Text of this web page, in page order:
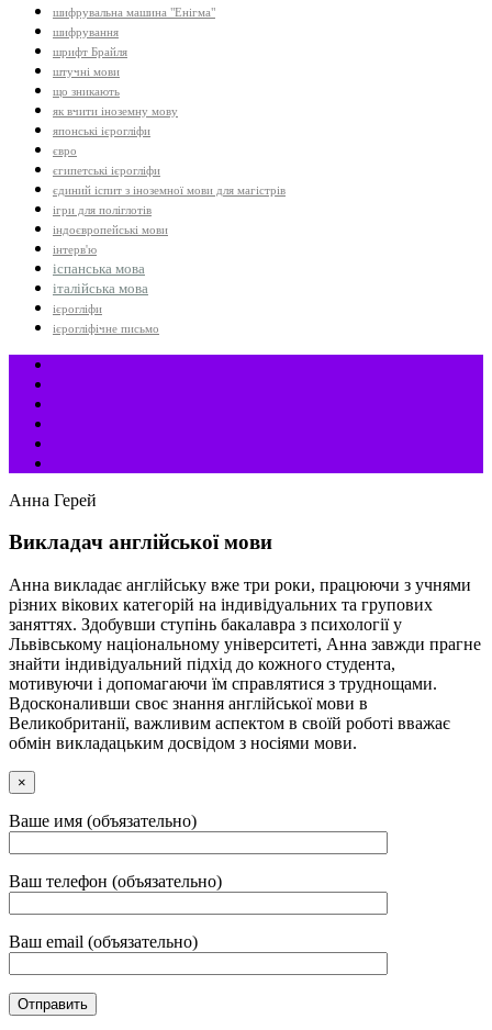
шифрувальна машина "Енігма"
шифрування
шрифт Брайля
штучні мови
що зникають
як вчити іноземну мову
японські ієрогліфи
євро
єгипетські ієрогліфи
єдиний іспит з іноземної мови для магістрів
ігри для поліглотів
індоєвропейські мови
інтерв'ю
іспанська мова
італійська мова
ієрогліфи
ієрогліфічне письмо
Анна Герей
Викладач англійської мови
Анна викладає англійську вже три роки, працюючи з учнями
різних вікових категорій на індивідуальних та групових
заняттях. Здобувши ступінь бакалавра з психології у
Львівському національному університеті, Анна завжди прагне
знайти індивідуальний підхід до кожного студента,
мотивуючи і допомагаючи їм справлятися з труднощами.
Вдосконаливши своє знання англійської мови в
Великобританії, важливим аспектом в своїй роботі вважає
обмін викладацьким досвідом з носіями мови.
×
Ваше имя (объязательно)
Ваш телефон (объязательно)
Ваш email (объязательно)